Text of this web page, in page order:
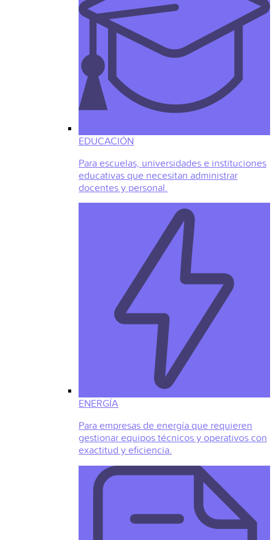
EDUCACIÓN
Para escuelas, universidades e instituciones
educativas que necesitan administrar
docentes y personal.
ENERGÍA
Para empresas de energía que requieren
gestionar equipos técnicos y operativos con
exactitud y eficiencia.